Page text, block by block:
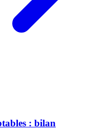
: bilan